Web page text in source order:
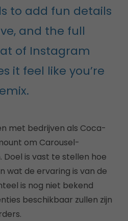
to add fun details
and the full
of Instagram
it feel like you’re
met bedrijven als Coca-
om Carousel-
is vast te stellen hoe
wat de ervaring is van de
is nog niet bekend
beschikbaar zullen zijn